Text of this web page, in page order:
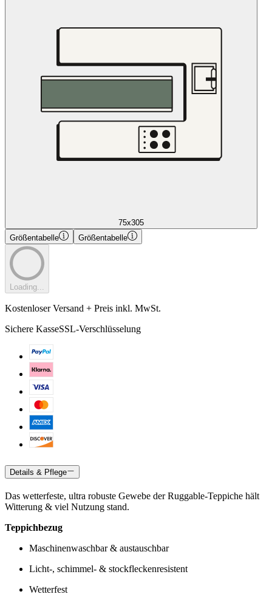
75x305
Größentabelle
Größentabelle
Loading...
Kostenloser Versand + Preis inkl. MwSt.
Sichere KasseSSL-Verschlüsselung
Details & Pflege
Das wetterfeste, ultra robuste Gewebe der Ruggable-Teppiche hält
Witterung & viel Nutzung stand.
Teppichbezug
Maschinenwaschbar & austauschbar
Licht-, schimmel- & stockfleckenresistent
Wetterfest